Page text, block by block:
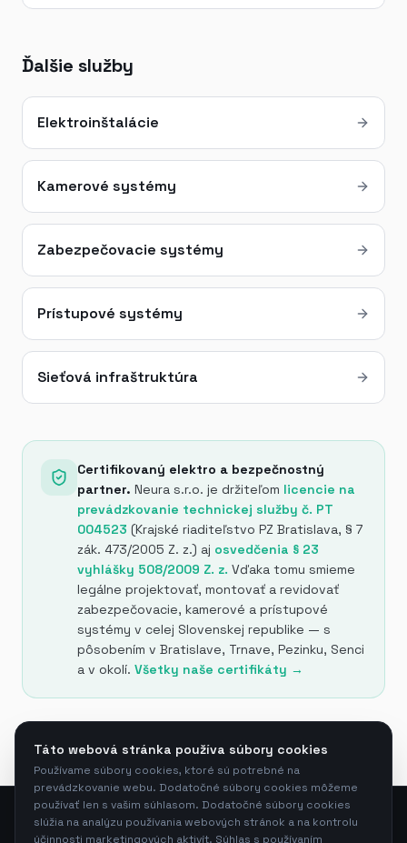
Ďalšie služby
Elektroinštalácie
Kamerové systémy
Zabezpečovacie systémy
Prístupové systémy
Sieťová infraštruktúra
Certifikovaný elektro a bezpečnostný
partner. Neura s.r.o. je držiteľom licencie na
prevádzkovanie technickej služby č. PT
004523 (Krajské riaditeľstvo PZ Bratislava, § 7
zák. 473/2005 Z. z.) aj osvedčenia § 23
vyhlášky 508/2009 Z. z. Vďaka tomu smieme
legálne projektovať, montovať a revidovať
zabezpečovacie, kamerové a prístupové
systémy v celej Slovenskej republike — s
pôsobením v Bratislave, Trnave, Pezinku, Senci
a v okolí. Všetky naše certifikáty →
Táto webová stránka používa súbory cookies
Používame súbory cookies, ktoré sú potrebné na
prevádzkovanie webu. Dodatočné súbory cookies môžeme
používať len s vašim súhlasom. Dodatočné súbory cookies
slúžia na analýzu používania webových stránok a na kontrolu
účinnosti marketingových aktivít. Súhlas s používaním